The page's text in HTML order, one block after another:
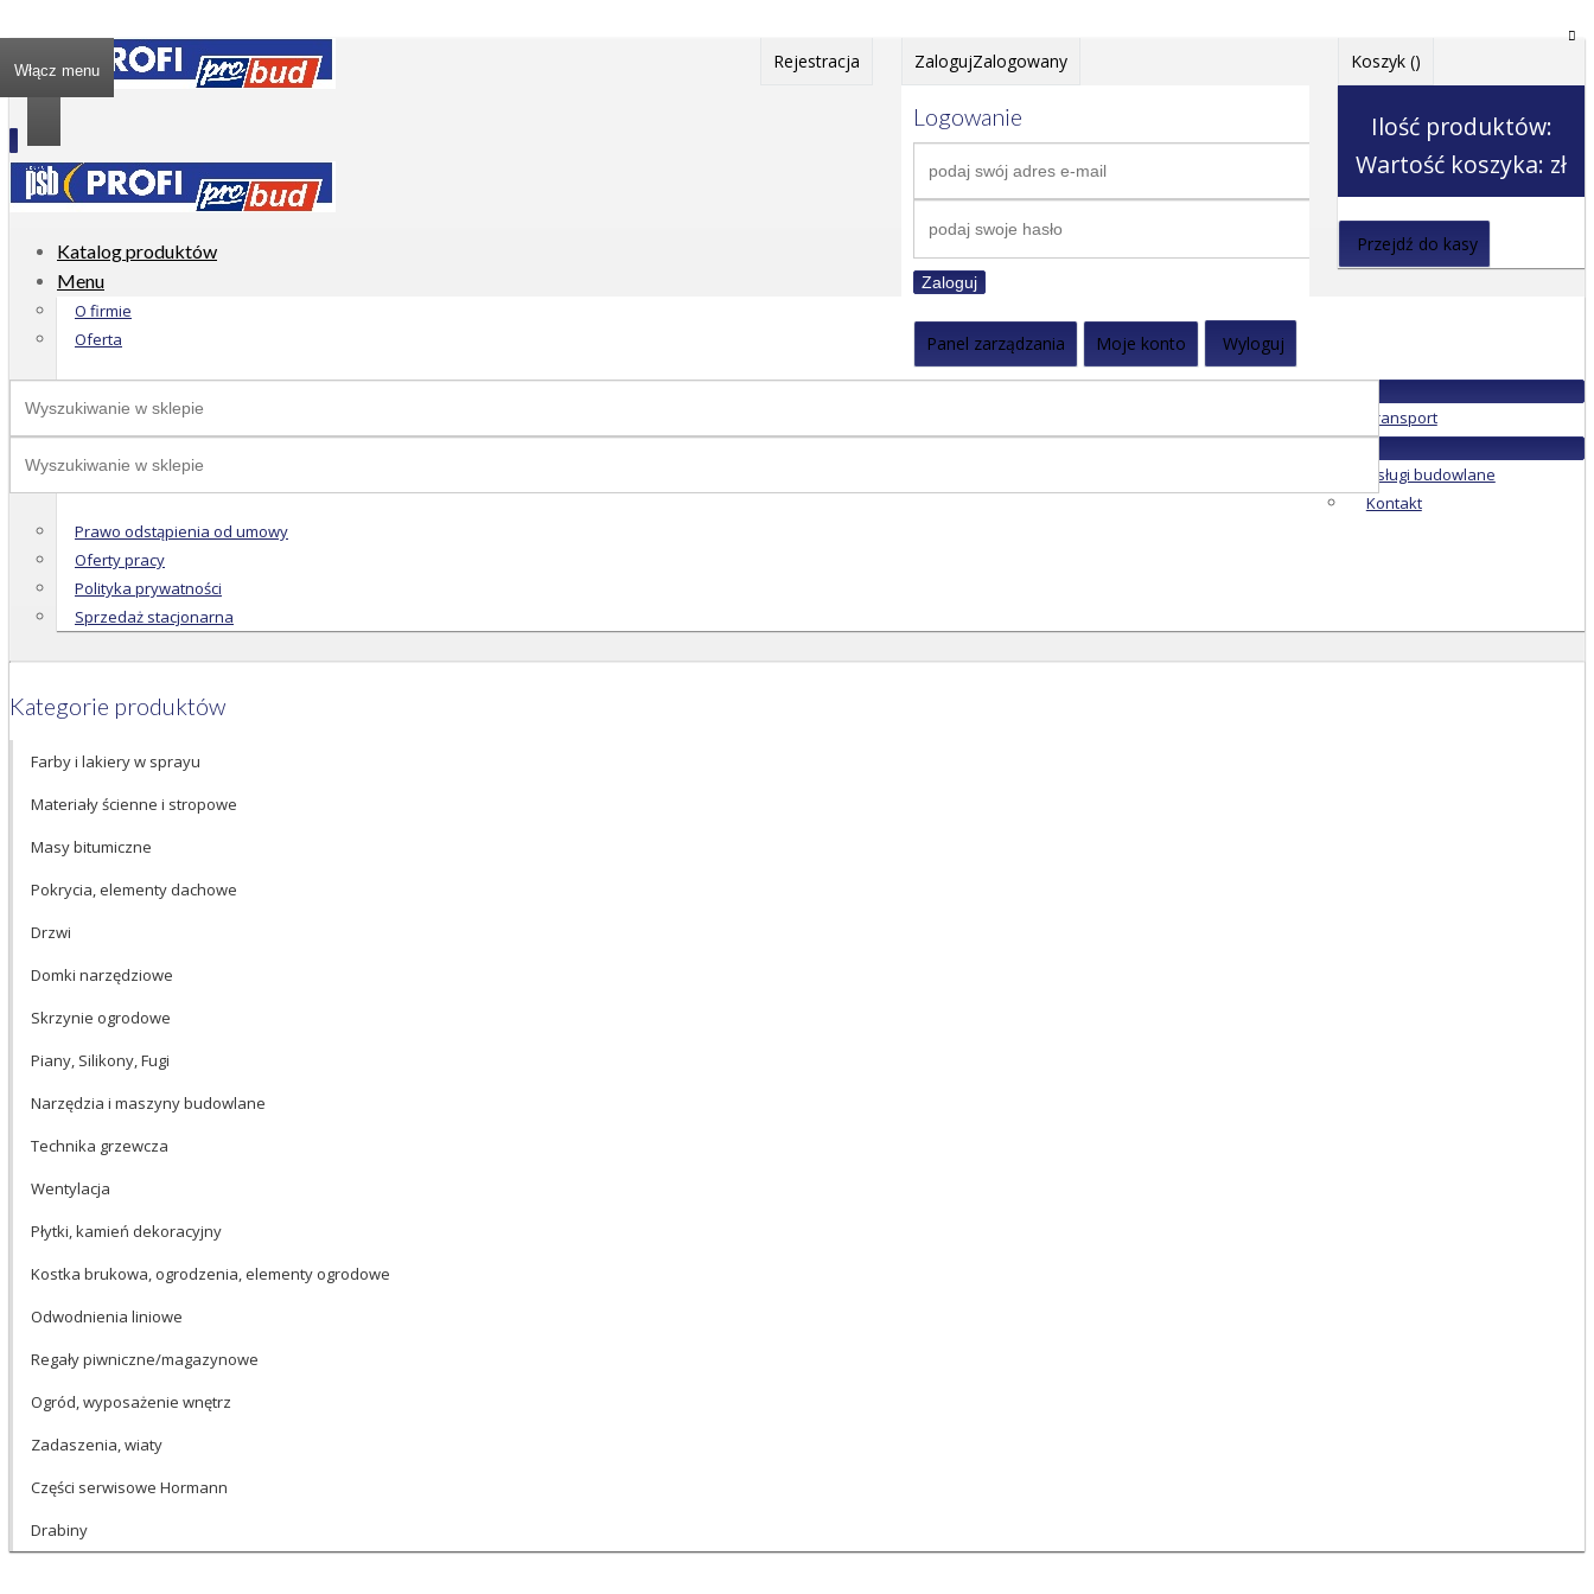
Rejestracja ZalogujZalogowany
Logowanie
Zaloguj
Panel zarządzania Moje konto Wyloguj
Koszyk ()
Ilość produktów:
Wartość koszyka: zł
Przejdź do kasy
Włącz menu
Katalog produktów
Menu
O firmie
Oferta
Transport
Usługi budowlane
Kontakt
Prawo odstąpienia od umowy
Oferty pracy
Polityka prywatności
Sprzedaż stacjonarna
Kategorie produktów
Farby i lakiery w sprayu
Materiały ścienne i stropowe
Masy bitumiczne
Pokrycia, elementy dachowe
Drzwi
Domki narzędziowe
Skrzynie ogrodowe
Piany, Silikony, Fugi
Narzędzia i maszyny budowlane
Technika grzewcza
Wentylacja
Płytki, kamień dekoracyjny
Kostka brukowa, ogrodzenia, elementy ogrodowe
Odwodnienia liniowe
Regały piwniczne/magazynowe
Ogród, wyposażenie wnętrz
Zadaszenia, wiaty
Części serwisowe Hormann
Drabiny